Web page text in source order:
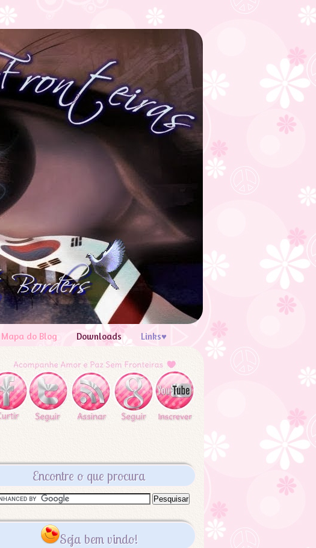
Mapa do Blog Downloads Links♥
Encontre o que procura
Seja bem vindo!